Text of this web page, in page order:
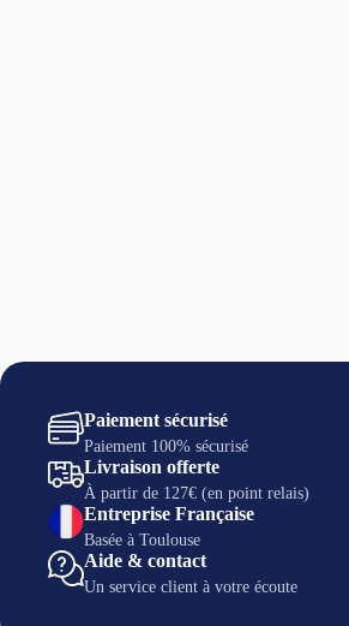
Paiement sécurisé
Paiement 100% sécurisé
Livraison offerte
À partir de 127€ (en point relais)
Entreprise Française
Basée à Toulouse
Aide & contact
Un service client à votre écoute